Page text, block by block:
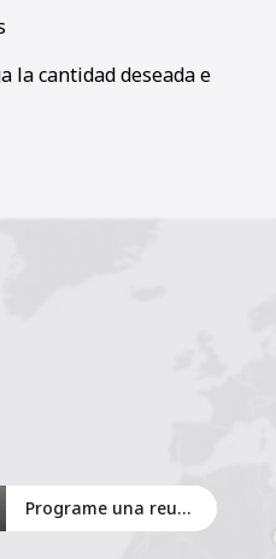
la cantidad deseada e
Programe una reunión en línea